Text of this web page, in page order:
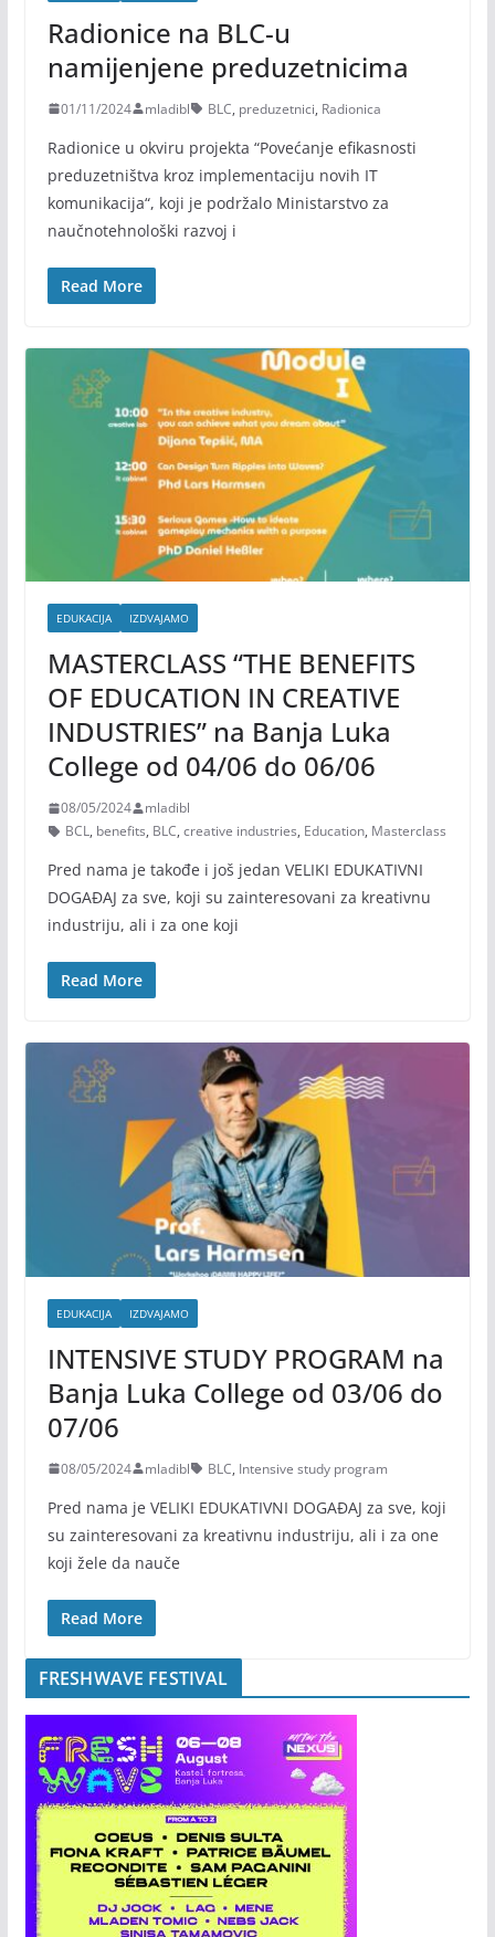
Radionice na BLC-u
namijenjene preduzetnicima
01/11/2024 mladibl BLC, preduzetnici, Radionica
Radionice u okviru projekta “Povećanje efikasnosti
preduzetništva kroz implementaciju novih IT
komunikacija“, koji je podržalo Ministarstvo za
naučnotehnološki razvoj i
Read More
EDUKACIJA IZDVAJAMO
MASTERCLASS “THE BENEFITS
OF EDUCATION IN CREATIVE
INDUSTRIES” na Banja Luka
College od 04/06 do 06/06
08/05/2024
mladibl
BCL, benefits, BLC, creative industries, Education, Masterclass
Pred nama je takođe i još jedan VELIKI EDUKATIVNI
DOGAĐAJ za sve, koji su zainteresovani za kreativnu
industriju, ali i za one koji
Read More
EDUKACIJA IZDVAJAMO
INTENSIVE STUDY PROGRAM na
Banja Luka College od 03/06 do
07/06
08/05/2024 mladibl BLC, Intensive study program
Pred nama je VELIKI EDUKATIVNI DOGAĐAJ za sve, koji
su zainteresovani za kreativnu industriju, ali i za one
koji žele da nauče
Read More
FRESHWAVE FESTIVAL